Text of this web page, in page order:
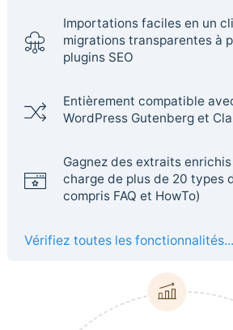
Importations faciles en un
migrations transparentes à
plugins SEO
Entièrement compatible
WordPress Gutenberg et
Gagnez des extraits
charge de plus de 20 types
compris FAQ et HowTo)
Vérifiez toutes les fonctionnalités...